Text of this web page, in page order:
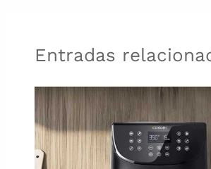
Entradas